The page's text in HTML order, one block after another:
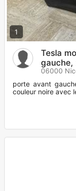
1
Tesla
gauche,
06000
porte avant
couleur noire avec